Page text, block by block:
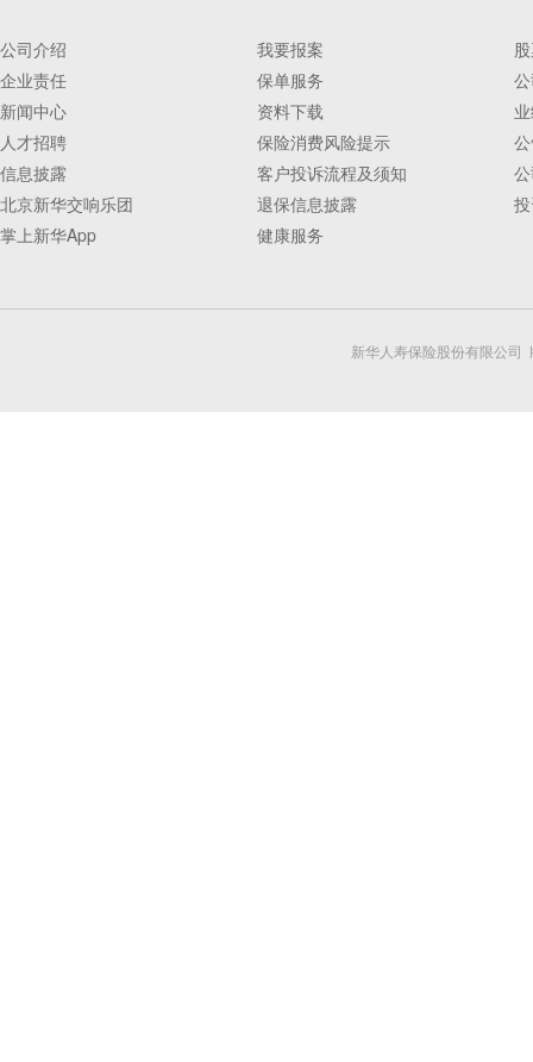
公司介绍
企业责任
新闻中心
人才招聘
信息披露
北京新华交响乐团
掌上新华App
我要报案
保单服务
资料下载
保险消费风险提示
客户投诉流程及须知
退保信息披露
健康服务
新华人寿保险股份有限公